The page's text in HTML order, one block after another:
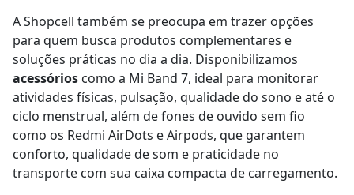
A Shopcell também se preocupa em trazer opções
para quem busca produtos complementares e
soluções práticas no dia a dia. Disponibilizamos
acessórios como a Mi Band 7, ideal para monitorar
atividades físicas, pulsação, qualidade do sono e até o
ciclo menstrual, além de fones de ouvido sem fio
como os Redmi AirDots e Airpods, que garantem
conforto, qualidade de som e praticidade no
transporte com sua caixa compacta de carregamento.